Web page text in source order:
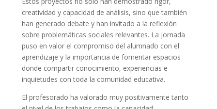
creatividad y capacidad de análisis, sino que también
han generado debate y han invitado a la reflexión
sobre problemáticas sociales relevantes. La jornada
puso en valor el compromiso del alumnado con el
aprendizaje y la importancia de fomentar espacios
donde compartir conocimiento, experiencias e
inquietudes con toda la comunidad educativa.
El profesorado ha valorado muy positivamente tanto